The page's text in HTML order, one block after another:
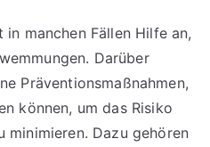
manchen Fällen Hilfe an,
Darüber
Präventionsmaßnahmen,
können, um das Risiko
minimieren. Dazu gehören